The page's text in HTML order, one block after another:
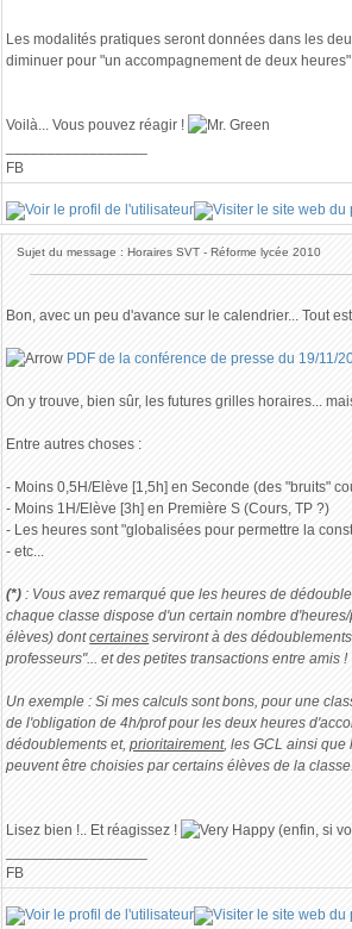
Les modalités pratiques seront données dans les
diminuer pour "un accompagnement de deux
Voilà... Vous pouvez réagir !
FB
Sujet du message : Horaires SVT - Réforme lycée 2010
Bon, avec un peu d'avance sur le calendrier... Tout
PDF de la conférence de presse du 19/11/
On y trouve, bien sûr, les futures grilles horaires...
Entre autres choses :
- Moins 0,5H/Elève [1,5h] en Seconde (des "bruits"
- Moins 1H/Elève [3h] en Première S (Cours, TP ?)
- Les heures sont "globalisées pour permettre la
- etc...
(*) : Vous avez remarqué que les heures de
chaque classe dispose d'un certain nombre
élèves) dontcertaines serviront à des
professeurs"... et des petites transactions entre amis !
Un exemple : Si mes calculs sont bons, pour une
de l'obligation de 4h/prof pour les deux heures
dédoublements et,prioritairement, les GCL ainsi que
peuvent être choisies par certains élèves de la
Lisez bien !.. Et réagissez !
(enfin, si
FB